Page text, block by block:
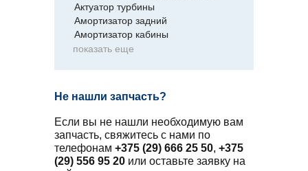
Актуатор турбины
Амортизатор задний
Амортизатор кабины
показать еще
Не нашли запчасть?
Если вы не нашли необходимую вам
запчасть, свяжитесь с нами по
телефонам +375 (29) 666 25 50, +375
(29) 556 95 20 или оставьте заявку на